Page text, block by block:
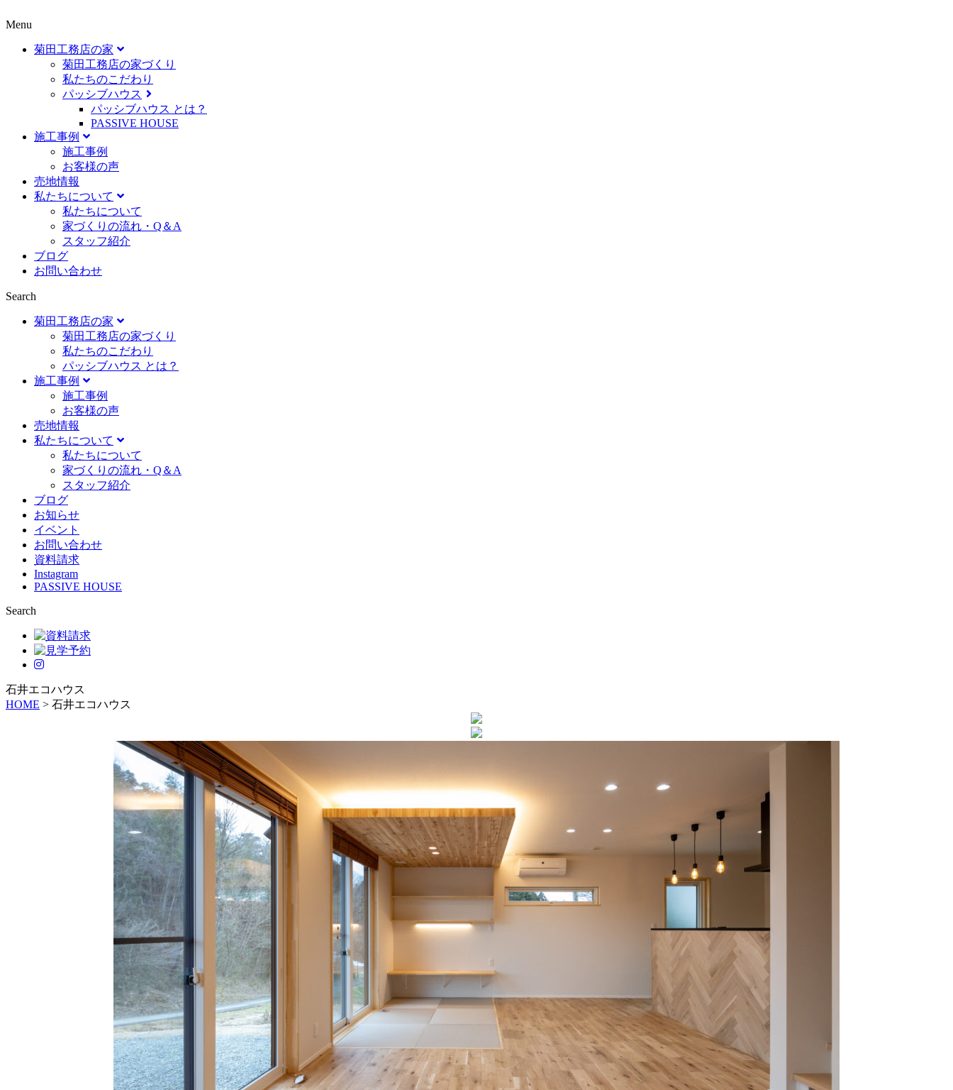
Menu
菊田工務店の家
菊田工務店の家づくり​
私たちのこだわり
パッシブハウス
パッシブハウス とは？
PASSIVE HOUSE
施工事例
施⼯事例
お客様の声
売地情報
私たちについて
私たちについて
家づくりの流れ・Q＆A
スタッフ紹介
ブログ
お問い合わせ
Search
菊田工務店の家
菊田工務店の家づくり​
私たちのこだわり
パッシブハウス とは？
施工事例
施⼯事例
お客様の声
売地情報
私たちについて
私たちについて
家づくりの流れ・Q＆A
スタッフ紹介
ブログ
お知らせ
イベント
お問い合わせ
資料請求
Instagram
PASSIVE HOUSE
Search
石井エコハウス
HOME > 石井エコハウス